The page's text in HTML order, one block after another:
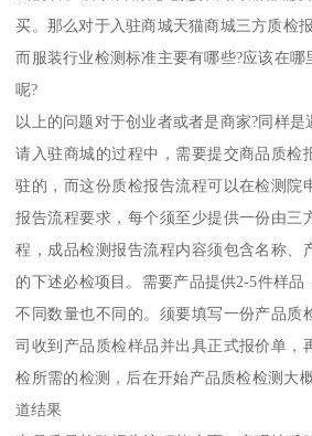
买。那么对于入驻商城天猫商城三方质检
而服装行业检测标准主要有哪些?应该在
呢?
以上的问题对于创业者或者是商家?同样
请入驻商城的过程中，需要提交商品质检
驻的，而这份质检报告流程可以在检测院
报告流程要求，每个须至少提供一份由三
程，成品检测报告流程内容须包含名称、
的下述必检项目。需要产品提供2-5件样
不同数量也不同的。须要填写一份产品质
司收到产品质检样品并出具正式报价单，
检所需的检测，后在开始产品质检检测大
道结果